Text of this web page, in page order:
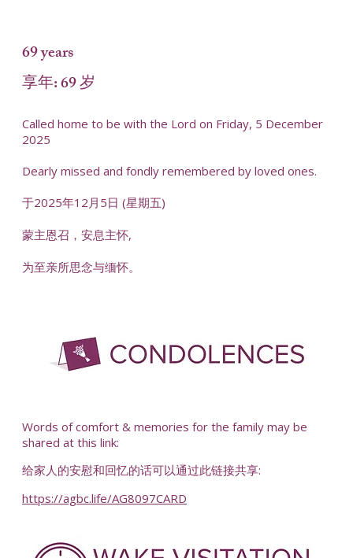
69 years
享年: 69 岁
Called home to be with the Lord on Friday, 5 December
2025
Dearly missed and fondly remembered by loved ones.
于2025年12月5日 (星期五)
蒙主恩召，安息主怀,
为至亲所思念与缅怀。
Words of comfort & memories for the family may be
shared at this link:
给家人的安慰和回忆的话可以通过此链接共享:
https://agbc.life/AG8097CARD